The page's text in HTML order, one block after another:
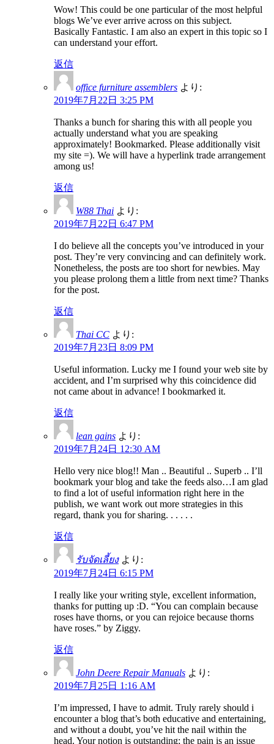
Wow! This could be one particular of the most helpful
blogs We’ve ever arrive across on this subject.
Basically Fantastic. I am also an expert in this topic so I
can understand your effort.
返信
office furniture assemblers より:
2019年7月22日 3:25 PM
Thanks a bunch for sharing this with all people you
actually understand what you are speaking
approximately! Bookmarked. Please additionally visit
my site =). We will have a hyperlink trade arrangement
among us!
返信
W88 Thai より:
2019年7月22日 6:47 PM
I do believe all the concepts you’ve introduced in your
post. They’re very convincing and can definitely work.
Nonetheless, the posts are too short for newbies. May
you please prolong them a little from next time? Thanks
for the post.
返信
Thai CC より:
2019年7月23日 8:09 PM
Useful information. Lucky me I found your web site by
accident, and I’m surprised why this coincidence did
not came about in advance! I bookmarked it.
返信
lean gains より:
2019年7月24日 12:30 AM
Hello very nice blog!! Man .. Beautiful .. Superb .. I’ll
bookmark your blog and take the feeds also…I am glad
to find a lot of useful information right here in the
publish, we want work out more strategies in this
regard, thank you for sharing. . . . . .
返信
รับจัดเลี้ยง より:
2019年7月24日 6:15 PM
I really like your writing style, excellent information,
thanks for putting up :D. “You can complain because
roses have thorns, or you can rejoice because thorns
have roses.” by Ziggy.
返信
John Deere Repair Manuals より:
2019年7月25日 1:16 AM
I’m impressed, I have to admit. Truly rarely should i
encounter a blog that’s both educative and entertaining,
and without a doubt, you’ve hit the nail within the
head. Your notion is outstanding; the pain is an issue